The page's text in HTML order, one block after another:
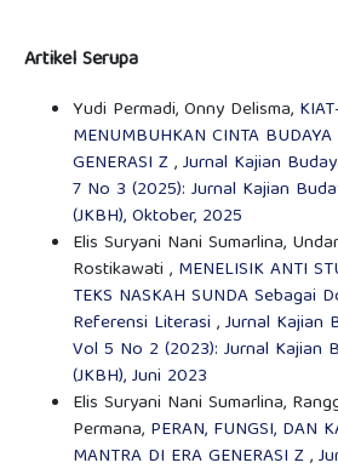
Artikel Serupa
Yudi Permadi, Onny Delisma,
MENUMBUHKAN CINTA
GENERASI Z,Jurnal Kajian
7 No 3 (2025): Jurnal Kajian
(JKBH), Oktober, 2025
Elis Suryani Nani Sumarlina,
Rostikawati , MENELISIK ANTI
TEKS NASKAH SUNDA Sebagai
Referensi Literasi ,Jurnal Kajian
Vol 5 No 2 (2023): Jurnal Kajian
(JKBH), Juni 2023
Elis Suryani Nani Sumarlina,
Permana, PERAN, FUNGSI, DAN
MANTRA DI ERA GENERASI Z,